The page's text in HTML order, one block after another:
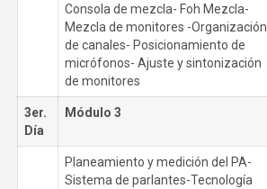
Consola de mezcla- Foh Mezcla-
Mezcla de monitores -Organización
de canales- Posicionamiento de
micrófonos- Ajuste y sintonización
de monitores
3er.
Día
Módulo 3
Planeamiento y medición del PA-
Sistema de parlantes-Tecnología